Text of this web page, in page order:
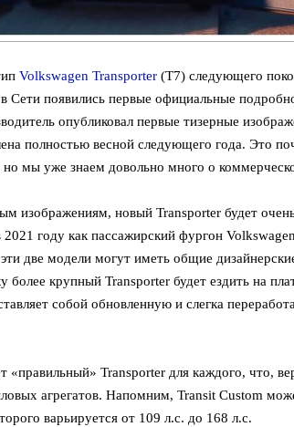
Volkswagen Transporter(T7) следующего
Сети появились первые официальные
опубликовал первые тизерные
полностью весной следующего года. Это
мы уже знаем довольно много о
изображениям, новый Transporter будет
году как пассажирский фургон
две модели могут иметь общие
более крупный Transporter будет ездить на
собой обновленную и слегка
«правильный» Transporter для каждого, что,
агрегатов. Напомним, Transit Custom
варьируется от 109 л.с. до 168 л.с.